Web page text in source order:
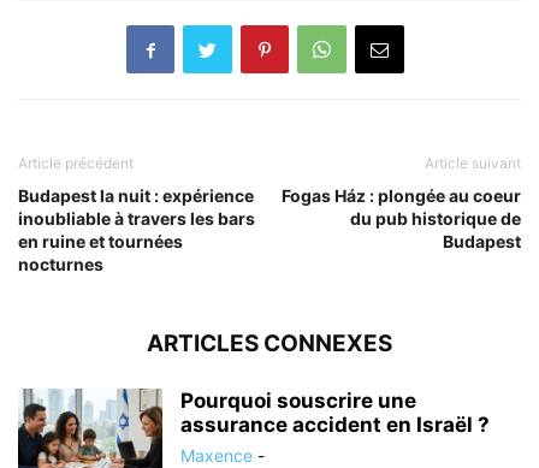
Article précédent
Budapest la nuit : expérience
inoubliable à travers les bars
en ruine et tournées
nocturnes
Article suivant
Fogas Ház : plongée au coeur
du pub historique de
Budapest
ARTICLES CONNEXES
Pourquoi souscrire une
assurance accident en Israël ?
Maxence -